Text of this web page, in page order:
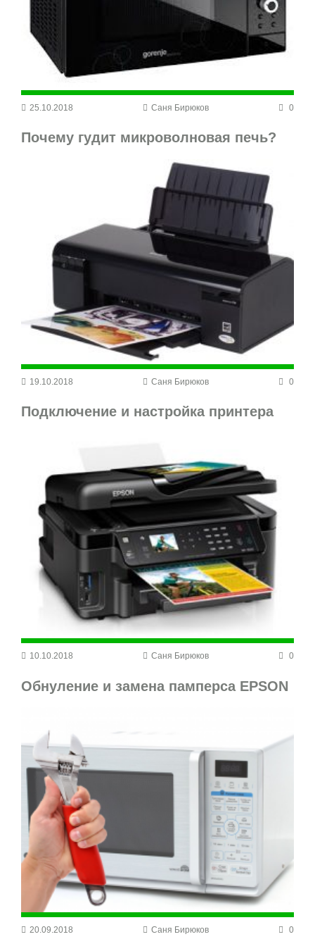
25.10.2018 Саня Бирюков 0
Почему гудит микроволновая печь?
19.10.2018 Саня Бирюков 0
Подключение и настройка принтера
10.10.2018 Саня Бирюков 0
Обнуление и замена памперса EPSON
20.09.2018 Саня Бирюков 0